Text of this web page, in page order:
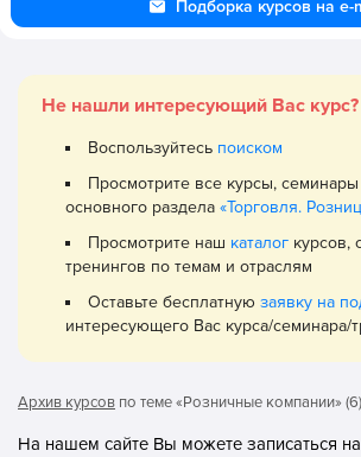
Подборка курсов на e-
Не нашли интересующий Вас курс?
Воспользуйтесь поиском
Просмотрите все курсы,
основного раздела «Торговля.
Просмотрите наш каталог курсов,
тренингов по темам и отраслям
Оставьте бесплатнуюзаявку на
интересующего Вас курса/семинара/
Архив курсов по теме «Розничные компании» (6)
На нашем сайте Вы можете записаться